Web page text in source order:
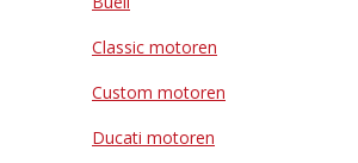
Classic motoren
Custom motoren
Ducati motoren